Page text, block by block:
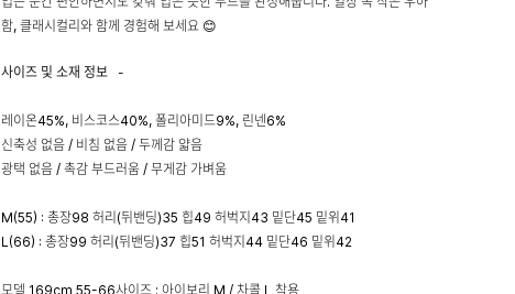
함, 클래시컬리와 함께 경험해 보세요 😊
사이즈 및 소재 정보 -
레이온45%, 비스코스40%, 폴리아미드9%, 린넨6%
신축성 없음 / 비침 없음 / 두께감 얇음
광택 없음 / 촉감 부드러움 / 무게감 가벼움
M(55) : 총장98 허리(뒤밴딩)35 힙49 허벅지43 밑단45 밑위41
L(66) : 총장99 허리(뒤밴딩)37 힙51 허벅지44 밑단46 밑위42
모델 169cm 55-66사이즈 : 아이보리 M / 차콜 L 착용